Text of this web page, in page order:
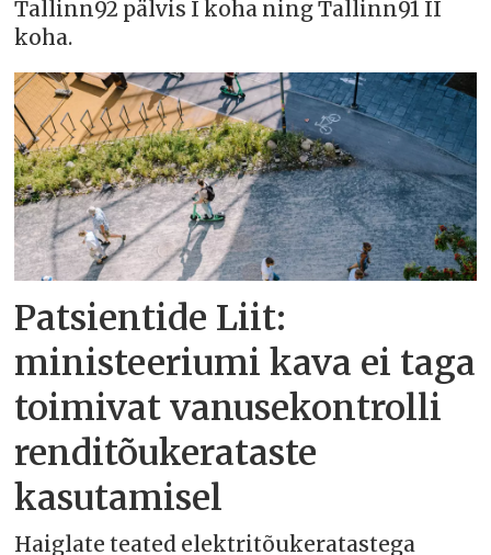
Tallinn92 pälvis I koha ning Tallinn91 II
koha.
Patsientide Liit:
ministeeriumi kava ei taga
toimivat vanusekontrolli
renditõukerataste
kasutamisel
Haiglate teated elektritõukeratastega